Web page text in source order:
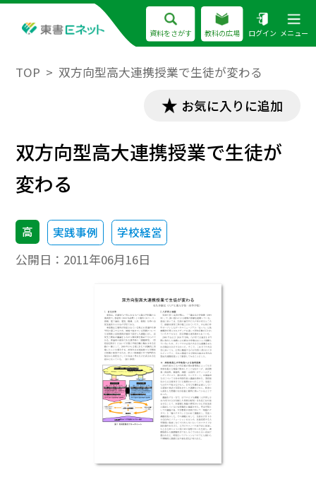
資料をさがす 教科の広場 ログイン メニュー
TOP 双方向型高大連携授業で生徒が変わる
お気に入りに追加
双方向型高大連携授業で生徒が
変わる
高 実践事例 学校経営
公開日： 2011年06月16日